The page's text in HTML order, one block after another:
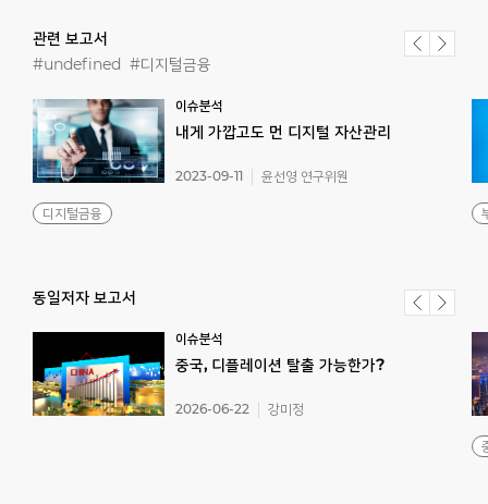
관련 보고서
#undefined #디지털금융
이슈분석
내게 가깝고도 먼 디지털 자산관리
디지털금융
2023-09-11 윤선영 연구위원
동일저자 보고서
이슈분석
중국, 디플레이션 탈출 가능한가?
2026-06-22 강미정